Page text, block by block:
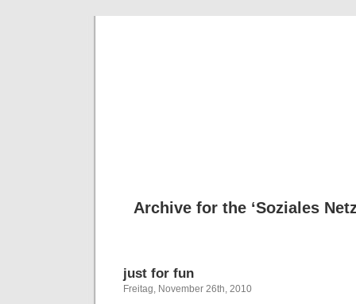
Archive for the ‘Soziales
just for fun
Freitag, November 26th, 2010